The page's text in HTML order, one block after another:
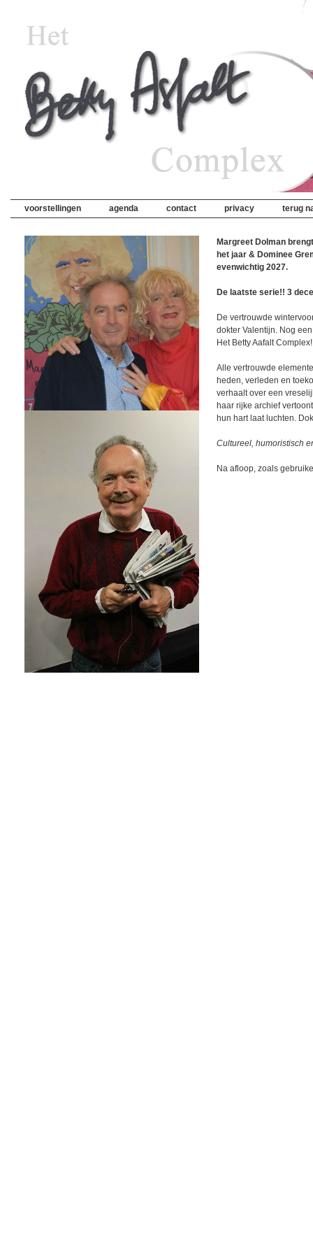
voorstellingen agenda contact privacy terug
Margreet Dolman
het jaar & Dominee
evenwichtig 2027.
De laatste serie!! 3
De vertrouwde
dokter Valentijn. Nog
Het Betty Aafalt
Alle vertrouwde
heden, verleden en
verhaalt over een
haar rijke archief
hun hart laat luchten.
Cultureel, humoristisch
Na afloop, zoals